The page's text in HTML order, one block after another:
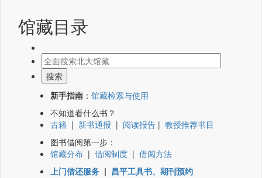
馆藏目录
新手指南 ： 馆藏检索与使用
不知道看什么书？
古籍 | 新书通报 | 阅读报告 | 教授推荐书目
图书借阅第一步：
馆藏分布 | 借阅制度 | 借阅方法
上门借还服务 | 昌平工具书、期刊预约